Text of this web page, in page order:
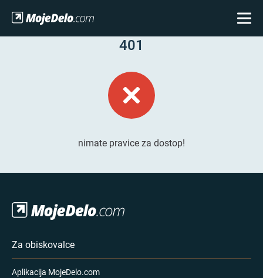
401
nimate pravice za dostop!
Za obiskovalce
Aplikacija MojeDelo.com